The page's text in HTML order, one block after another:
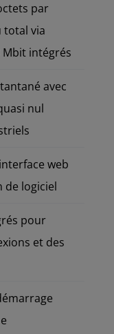
par
total via
Mbit intégrés
avec
nul
web
de logiciel
pour
et des